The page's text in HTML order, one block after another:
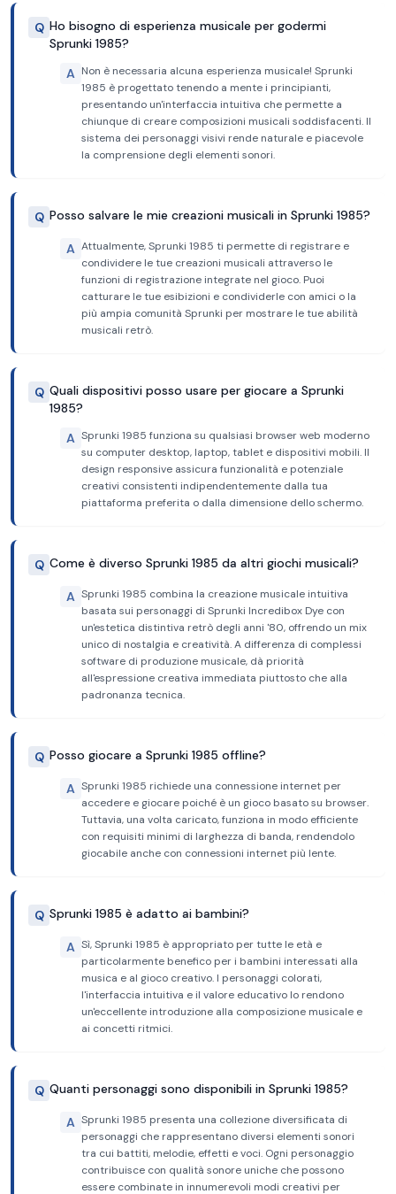
Q Ho bisogno di esperienza musicale per godermi
Sprunki 1985?
A Non è necessaria alcuna esperienza musicale! Sprunki
1985 è progettato tenendo a mente i principianti,
presentando un'interfaccia intuitiva che permette a
chiunque di creare composizioni musicali soddisfacenti. Il
sistema dei personaggi visivi rende naturale e piacevole
la comprensione degli elementi sonori.
Q Posso salvare le mie creazioni musicali in Sprunki 1985?
A Attualmente, Sprunki 1985 ti permette di registrare e
condividere le tue creazioni musicali attraverso le
funzioni di registrazione integrate nel gioco. Puoi
catturare le tue esibizioni e condividerle con amici o la
più ampia comunità Sprunki per mostrare le tue abilità
musicali retrò.
Q Quali dispositivi posso usare per giocare a Sprunki
1985?
A Sprunki 1985 funziona su qualsiasi browser web moderno
su computer desktop, laptop, tablet e dispositivi mobili. Il
design responsive assicura funzionalità e potenziale
creativi consistenti indipendentemente dalla tua
piattaforma preferita o dalla dimensione dello schermo.
Q Come è diverso Sprunki 1985 da altri giochi musicali?
A Sprunki 1985 combina la creazione musicale intuitiva
basata sui personaggi di Sprunki Incredibox Dye con
un'estetica distintiva retrò degli anni '80, offrendo un mix
unico di nostalgia e creatività. A differenza di complessi
software di produzione musicale, dà priorità
all'espressione creativa immediata piuttosto che alla
padronanza tecnica.
Q Posso giocare a Sprunki 1985 offline?
A Sprunki 1985 richiede una connessione internet per
accedere e giocare poiché è un gioco basato su browser.
Tuttavia, una volta caricato, funziona in modo efficiente
con requisiti minimi di larghezza di banda, rendendolo
giocabile anche con connessioni internet più lente.
Q Sprunki 1985 è adatto ai bambini?
A Sì, Sprunki 1985 è appropriato per tutte le età e
particolarmente benefico per i bambini interessati alla
musica e al gioco creativo. I personaggi colorati,
l'interfaccia intuitiva e il valore educativo lo rendono
un'eccellente introduzione alla composizione musicale e
ai concetti ritmici.
Q Quanti personaggi sono disponibili in Sprunki 1985?
A Sprunki 1985 presenta una collezione diversificata di
personaggi che rappresentano diversi elementi sonori
tra cui battiti, melodie, effetti e voci. Ogni personaggio
contribuisce con qualità sonore uniche che possono
essere combinate in innumerevoli modi creativi per